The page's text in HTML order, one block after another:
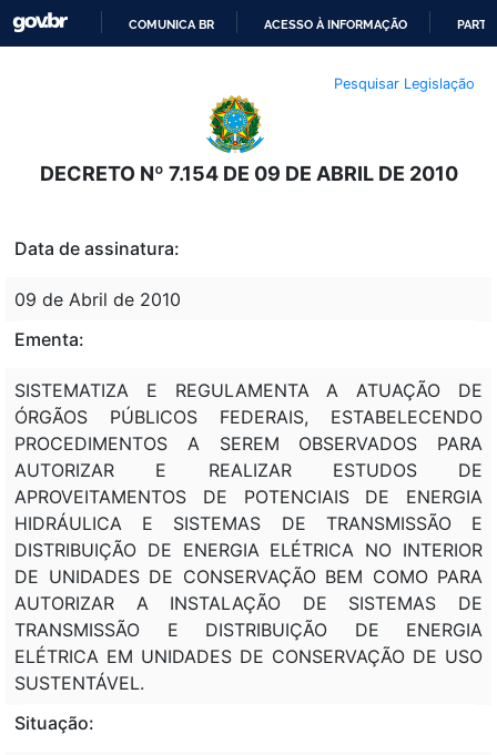
O
CONTEÚDO
COMUNICA BR ACESSO À INFORMAÇÃO
Pesquisar Legislação
DECRETO Nº 7.154 DE 09 DE ABRIL DE 2010
Data de assinatura:
09 de Abril de 2010
Ementa:
SISTEMATIZA E REGULAMENTA A ATUAÇÃO DE
ÓRGÃOS PÚBLICOS FEDERAIS, ESTABELECENDO
PROCEDIMENTOS A SEREM OBSERVADOS PARA
AUTORIZAR E REALIZAR ESTUDOS DE
APROVEITAMENTOS DE POTENCIAIS DE ENERGIA
HIDRÁULICA E SISTEMAS DE TRANSMISSÃO E
DISTRIBUIÇÃO DE ENERGIA ELÉTRICA NO INTERIOR
DE UNIDADES DE CONSERVAÇÃO BEM COMO PARA
AUTORIZAR A INSTALAÇÃO DE SISTEMAS DE
TRANSMISSÃO E DISTRIBUIÇÃO DE ENERGIA
ELÉTRICA EM UNIDADES DE CONSERVAÇÃO DE USO
SUSTENTÁVEL.
Situação: